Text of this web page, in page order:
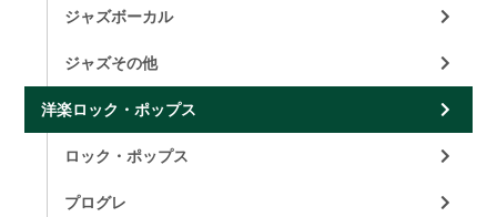
ジャズボーカル
ジャズその他
洋楽ロック・ポップス
ロック・ポップス
プログレ